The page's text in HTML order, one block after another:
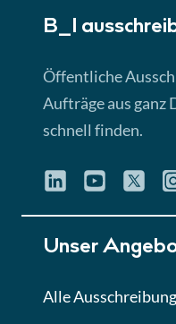
►
Eignung
B_I
Öffentliche
Aufträge aus ganz
schnell finden.
Unser
Alle